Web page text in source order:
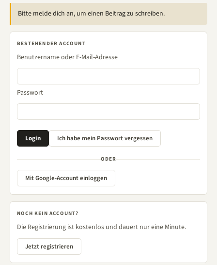
Bitte melde dich an, um einen Beitrag zu schreiben.
BESTEHENDER ACCOUNT
Benutzername oder E-Mail-Adresse
Passwort
ODER
Mit Google-Account einloggen
NOCH KEIN ACCOUNT?
Die Registrierung ist kostenlos und dauert nur eine Minute.
Jetzt registrieren